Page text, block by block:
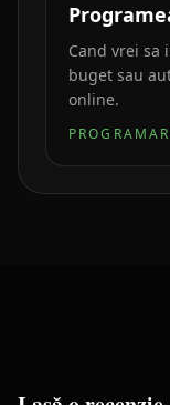
Cand vrei
buget sau
online.